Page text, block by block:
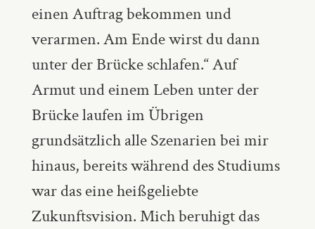
einen Auftrag bekommen und
verarmen. Am Ende wirst du dann
unter der Brücke schlafen.“ Auf
Armut und einem Leben unter der
Brücke laufen im Übrigen
grundsätzlich alle Szenarien bei mir
hinaus, bereits während des Studiums
war das eine heißgeliebte
Zukunftsvision. Mich beruhigt das